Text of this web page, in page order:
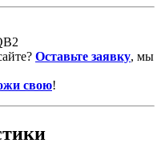
Оставьте заявку, мы
свою!